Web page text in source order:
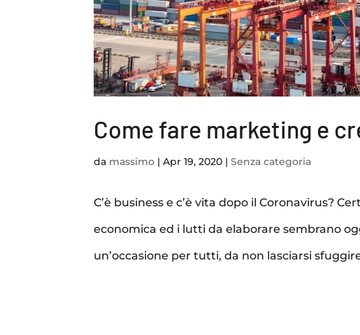
Come fare marketing e
da massimo |Apr 19, 2020 |Senza categoria
C’è business e c’è vita dopo il Coronavirus?
economica ed i lutti da elaborare sembrano
un’occasione per tutti, da non lasciarsi